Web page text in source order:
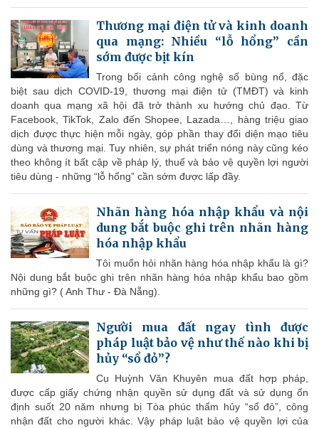
Thương mại điện tử và kinh doanh
qua mạng: Nhiều “lỗ hổng” cần
sớm được bịt kín
Trong bối cảnh công nghệ số bùng nổ, đặc
biệt sau dịch COVID-19, thương mại điện tử (TMĐT) và kinh
doanh qua mạng xã hội đã trở thành xu hướng chủ đạo. Từ
Facebook, TikTok, Zalo đến Shopee, Lazada…, hàng triệu giao
dịch được thực hiện mỗi ngày, góp phần thay đổi diện mạo tiêu
dùng và thương mại. Tuy nhiên, sự phát triển nóng này cũng kéo
theo không ít bất cập về pháp lý, thuế và bảo vệ quyền lợi người
tiêu dùng - những “lỗ hổng” cần sớm được lấp đầy.
Nhãn hàng hóa nhập khẩu và nội
dung bắt buộc ghi trên nhãn hàng
hóa nhập khẩu
Tôi muốn hỏi nhãn hàng hóa nhập khẩu là gì?
Nội dung bắt buộc ghi trên nhãn hàng hóa nhập khẩu bao gồm
những gì? ( Anh Thư - Đà Nẵng).
Người mua đất ngay tình được
pháp luật bảo vệ như thế nào khi bị
hủy “sổ đỏ”?
Cụ Huỳnh Văn Khuyên mua đất hợp pháp,
được cấp giấy chứng nhận quyền sử dụng đất và sử dụng ổn
định suốt 20 năm nhưng bị Tòa phúc thẩm hủy “sổ đỏ”, công
nhận đất cho người khác. Vậy pháp luật bảo vệ quyền lợi của